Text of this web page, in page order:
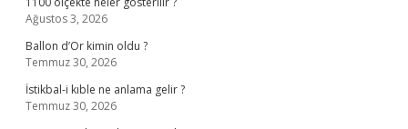
Ağustos 3, 2026
Ballon d’Or kimin oldu ?
Temmuz 30, 2026
İstikbal-i kıble ne anlama gelir ?
Temmuz 30, 2026